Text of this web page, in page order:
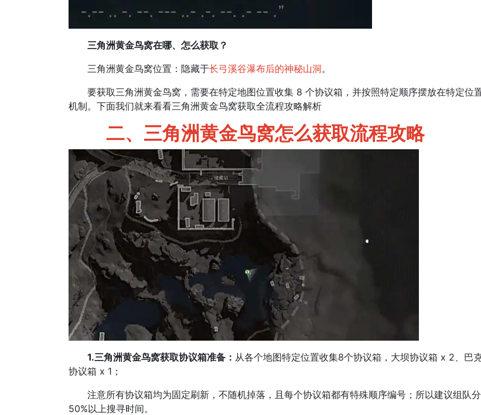
三角洲黄金鸟窝在哪、怎么获取？
三角洲黄金鸟窝位置：隐藏于长弓溪谷瀑布后的神秘山洞。
要获取三角洲黄金鸟窝，需要在特定地图位置收集 8 个协议箱，并按照特定顺序摆放在特定位
机制。下面我们就来看看三角洲黄金鸟窝获取全流程攻略解析
二、三角洲黄金鸟窝怎么获取流程攻略
1.三角洲黄金鸟窝获取协议箱准备：​ 从各个地图特定位置收集8个协议箱，大坝协议箱 x 2、
协议箱 x 1；
注意所有协议箱均为固定刷新，不随机掉落，且每个协议箱都有特殊顺序编号；所以建议组队
50%以上搜寻时间。